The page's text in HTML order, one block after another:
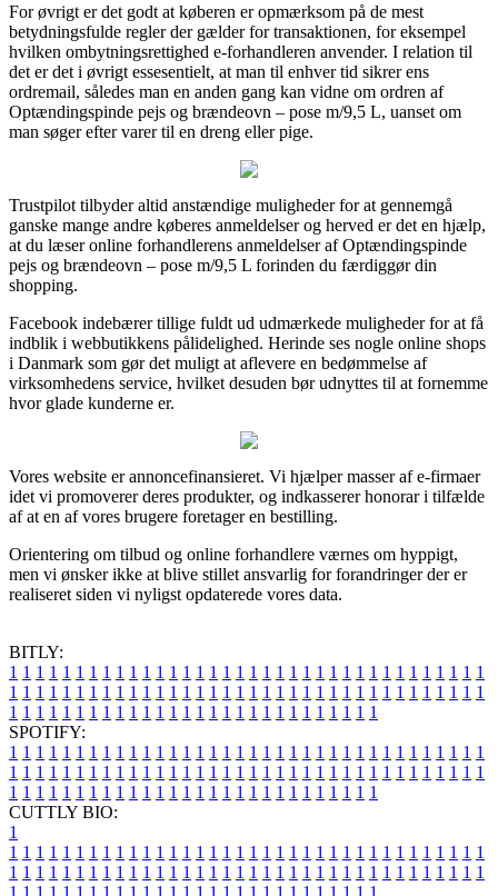
For øvrigt er det godt at køberen er opmærksom på de mest
betydningsfulde regler der gælder for transaktionen, for eksempel
hvilken ombytningsrettighed e-forhandleren anvender. I relation til
det er det i øvrigt essesentielt, at man til enhver tid sikrer ens
ordremail, således man en anden gang kan vidne om ordren af
Optændingspinde pejs og brændeovn – pose m/9,5 L, uanset om
man søger efter varer til en dreng eller pige.
Trustpilot tilbyder altid anstændige muligheder for at gennemgå
ganske mange andre køberes anmeldelser og herved er det en hjælp,
at du læser online forhandlerens anmeldelser af Optændingspinde
pejs og brændeovn – pose m/9,5 L forinden du færdiggør din
shopping.
Facebook indebærer tillige fuldt ud udmærkede muligheder for at få
indblik i webbutikkens pålidelighed. Herinde ses nogle online shops
i Danmark som gør det muligt at aflevere en bedømmelse af
virksomhedens service, hvilket desuden bør udnyttes til at fornemme
hvor glade kunderne er.
Vores website er annoncefinansieret. Vi hjælper masser af e-firmaer
idet vi promoverer deres produkter, og indkasserer honorar i tilfælde
af at en af vores brugere foretager en bestilling.
Orientering om tilbud og online forhandlere værnes om hyppigt,
men vi ønsker ikke at blive stillet ansvarlig for forandringer der er
realiseret siden vi nyligst opdaterede vores data.
BITLY:
1 1 1 1 1 1 1 1 1 1 1 1 1 1 1 1 1 1 1 1 1 1 1 1 1 1 1 1 1 1 1 1 1 1 1 1
1 1 1 1 1 1 1 1 1 1 1 1 1 1 1 1 1 1 1 1 1 1 1 1 1 1 1 1 1 1 1 1 1 1 1 1
1 1 1 1 1 1 1 1 1 1 1 1 1 1 1 1 1 1 1 1 1 1 1 1 1 1 1 1
SPOTIFY:
1 1 1 1 1 1 1 1 1 1 1 1 1 1 1 1 1 1 1 1 1 1 1 1 1 1 1 1 1 1 1 1 1 1 1 1
1 1 1 1 1 1 1 1 1 1 1 1 1 1 1 1 1 1 1 1 1 1 1 1 1 1 1 1 1 1 1 1 1 1 1 1
1 1 1 1 1 1 1 1 1 1 1 1 1 1 1 1 1 1 1 1 1 1 1 1 1 1 1 1
CUTTLY BIO:
1
1 1 1 1 1 1 1 1 1 1 1 1 1 1 1 1 1 1 1 1 1 1 1 1 1 1 1 1 1 1 1 1 1 1 1 1
1 1 1 1 1 1 1 1 1 1 1 1 1 1 1 1 1 1 1 1 1 1 1 1 1 1 1 1 1 1 1 1 1 1 1 1
1 1 1 1 1 1 1 1 1 1 1 1 1 1 1 1 1 1 1 1 1 1 1 1 1 1 1 1